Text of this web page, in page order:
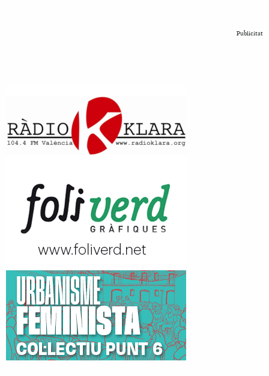
Publicitat